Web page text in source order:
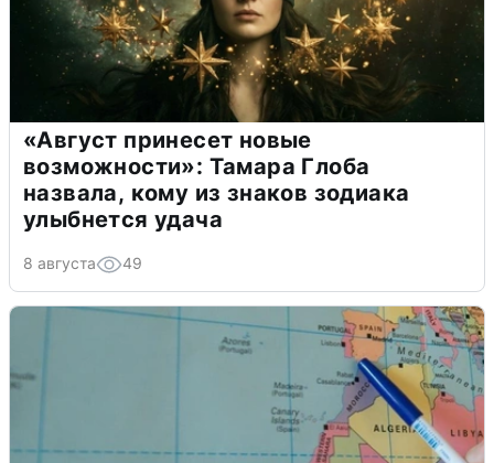
«Август принесет новые
возможности»: Тамара Глоба
назвала, кому из знаков зодиака
улыбнется удача
8 августа 49